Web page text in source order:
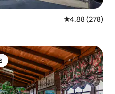
Calificación
4.88 (278)